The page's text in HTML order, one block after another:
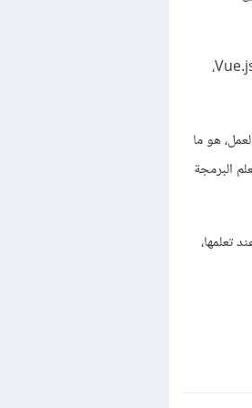
بجانب ما قمت بتعلمه ومجهود تستحق الثناء عليه، ستحتاج إلى تعلم جافاسكريبت ثم تعلم PHP و لارافيل و Vue.js،
العمل، هو ما
مثلاً فهل الأفضل 40 عامًا وقمت بتعلم البرمجة
تعلمها،